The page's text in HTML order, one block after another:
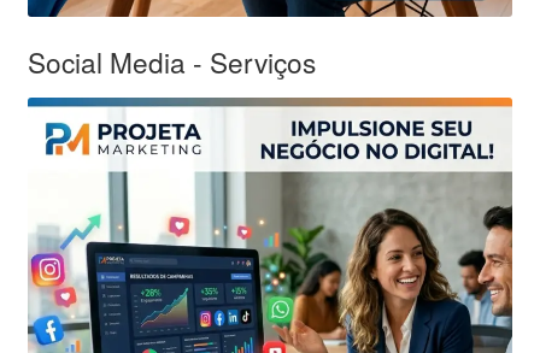
Social Media - Serviços